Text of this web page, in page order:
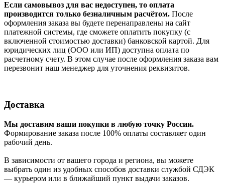
Если самовывоз для вас недоступен, то оплата
производится только безналичным расчётом. После
оформления заказа вы будете перенаправлены на сайт
платежной системы, где сможете оплатить покупку (с
включенной стоимостью доставки) банковской картой. Для
юридических лиц (ООО или ИП) доступна оплата по
расчетному счету. В этом случае после оформления заказа вам
перезвонит наш менеджер для уточнения реквизитов.
Доставка
Мы доставим ваши покупки в любую точку России.
Формирование заказа после 100% оплаты составляет один
рабочий день.
В зависимости от вашего города и региона, вы можете
выбрать один из удобных способов доставки службой СДЭК
— курьером или в ближайший пункт выдачи заказов.